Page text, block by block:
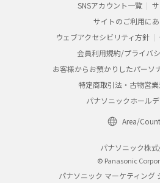
SNSアカウント一覧
サイトのご利用に
ウェブアクセシビリティ方針
会員利用規約/プライバ
お客様からお預かりしたパーソ
特定商取引法・古物営
パナソニックホール
Area/
パナソニック株
© Panasonic
パナソニック マーケティング